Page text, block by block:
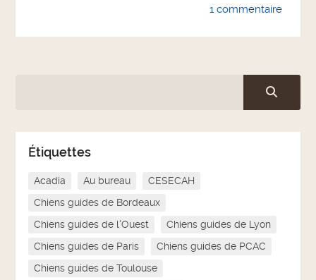
1 commentaire
Étiquettes
Acadia Au bureau
CESECAH
Chiens guides de Bordeaux
Chiens guides de l'Ouest
Chiens guides de Lyon
Chiens guides de Paris
Chiens guides de PCAC
Chiens guides de Toulouse